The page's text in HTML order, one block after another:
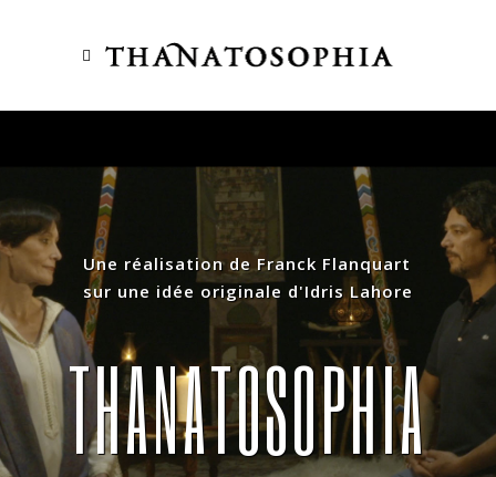
Une réalisation de Franck Flanquart
sur une idée originale d'Idris Lahore
THANATOSOPHIA